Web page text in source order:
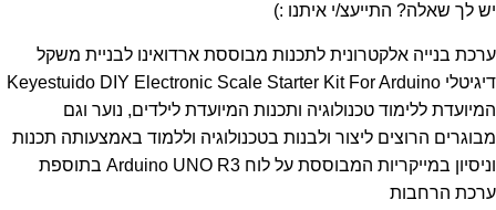
יש לך שאלה? התייעצ/י איתנו :)
ערכת בנייה אלקטרונית לתכנות מבוססת ארדואינו לבניית משקל
דיגיטלי Keyestuido DIY Electronic Scale Starter Kit For Arduino
המיועדת ללימוד טכנולוגיה ותכנות המיועדת לילדים, נוער וגם
מבוגרים הרוצים ליצור ולבנות בטכנולוגיה וללמוד באמצעותה תכנות
וניסיון במייקריות המבוססת על לוח Arduino UNO R3 בתוספת
ערכת הרחבות